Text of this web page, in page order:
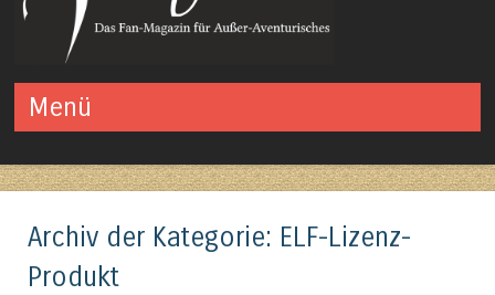
Menü
Archiv der Kategorie: ELF-Lizenz-
Produkt